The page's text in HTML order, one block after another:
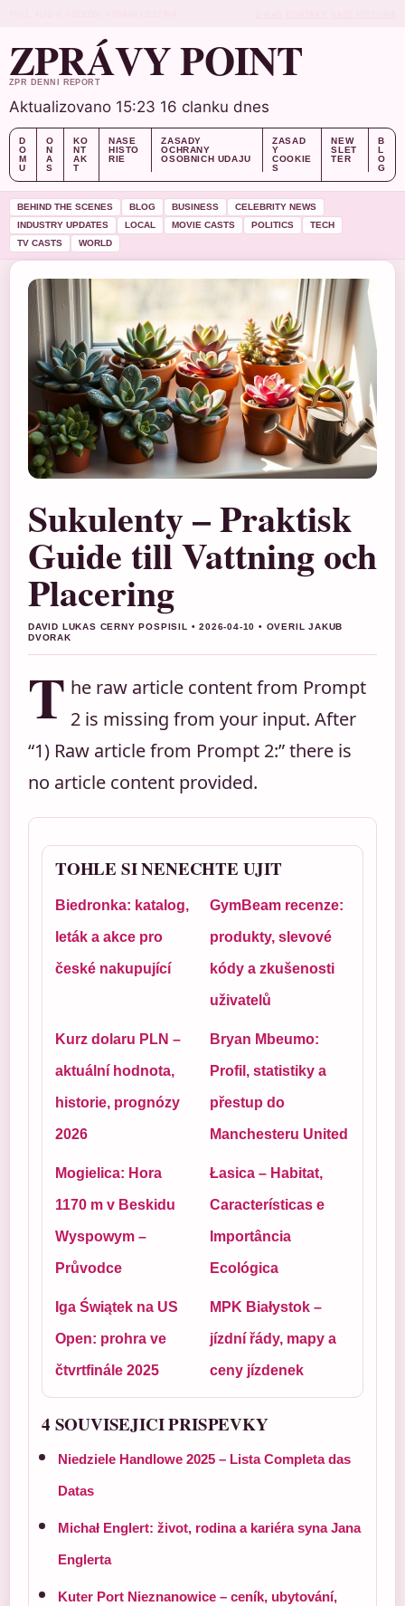
ZPRÁVY POINT
ZPR DENNI REPORT
Aktualizovano 15:23 16 clanku dnes
D
O
M
U
O
N
A
S
KO
NT
AK
T
NASE
HISTO
RIE
ZASADY
OCHRANY
OSOBNICH UDAJU
ZASAD
Y
COOKIE
S
NEW
SLET
TER
B
L
O
G
BEHIND THE SCENES BLOG BUSINESS
CELEBRITY NEWS
INDUSTRY UPDATES
LOCAL MOVIE CASTS POLITICS
TECH
TV CASTS
WORLD
Sukulenty – Praktisk
Guide till Vattning och
Placering
DAVID LUKAS CERNY POSPISIL • 2026-04-10 • OVERIL JAKUB
DVORAK
T he raw article content from Prompt
2 is missing from your input. After
“1) Raw article from Prompt 2:” there is
no article content provided.
TOHLE SI NENECHTE UJIT
Biedronka: katalog,
leták a akce pro
české nakupující
GymBeam recenze:
produkty, slevové
kódy a zkušenosti
uživatelů
Kurz dolaru PLN –
aktuální hodnota,
historie, prognózy
2026
Bryan Mbeumo:
Profil, statistiky a
přestup do
Manchesteru United
Mogielica: Hora
1170 m v Beskidu
Wyspowym –
Průvodce
Łasica – Habitat,
Características e
Importância
Ecológica
Iga Świątek na US
Open: prohra ve
čtvrtfinále 2025
MPK Białystok –
jízdní řády, mapy a
ceny jízdenek
4 SOUVISEJICI PRISPEVKY
Niedziele Handlowe 2025 – Lista Completa das
Datas
Michał Englert: život, rodina a kariéra syna Jana
Englerta
Kuter Port Nieznanowice – ceník, ubytování,